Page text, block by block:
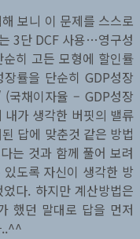
보니 이 문제를 스스로
3단 DCF 사용…영구성
히 고든 모형에 할인률
률을 단순히 GDP성장
국채이자율 – GDP성장
가 생각한 버핏의 밸류
답에 맞춘것 같은 방법
는 것과 함께 풀어 보려
도록 자신이 생각한 방
다. 하지만 계산방법은
했던 말대로 답을 먼저
..^^